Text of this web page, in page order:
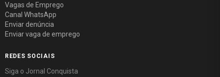
Vagas de Emprego
Canal WhatsApp
Enviar denúncia
Enviar vaga de emprego
REDES SOCIAIS
Siga o Jornal Conquista